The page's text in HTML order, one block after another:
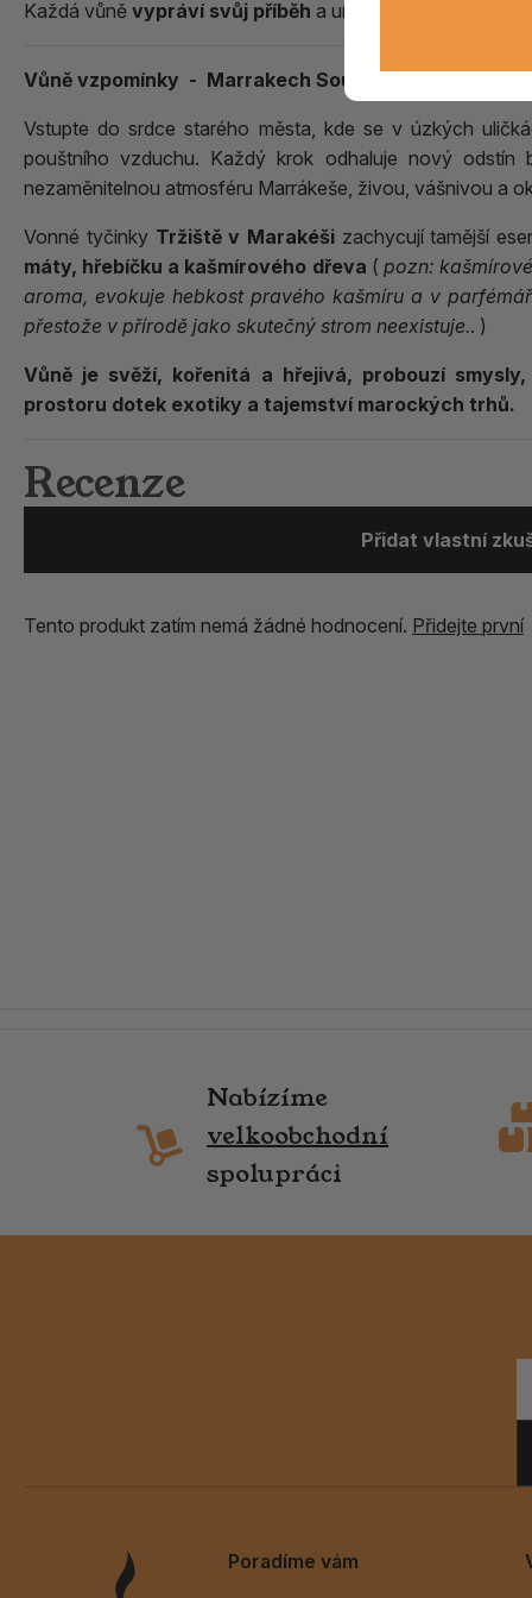
Každá vůně vypráví svůj příběh a umožní vám jej prožít,
Vůně vzpomínky - Marrakech Souk / Maroko
Vstupte do srdce starého města, kde se v úzkých
pouštního vzduchu. Každý krok odhaluje nový
nezaměnitelnou atmosféru Marrákeše, živou, vášnivou a
Vonné tyčinky Tržiště v Marakéši zachycují tamější
máty, hřebíčku a kašmírového dřeva ( pozn:
aroma, evokuje hebkost pravého kašmíru a v
přestože v přírodě jako skutečný strom neexistuje.. )
Vůně je svěží, kořenitá a hřejivá, probouzí
prostoru dotek exotiky a tajemství marockých trhů.
Recenze
Přidat vlastní
Tento produkt zatím nemá žádné hodnocení. Přidejte první
Nabízíme
velkoobchodní
spolupráci
Poradíme vám